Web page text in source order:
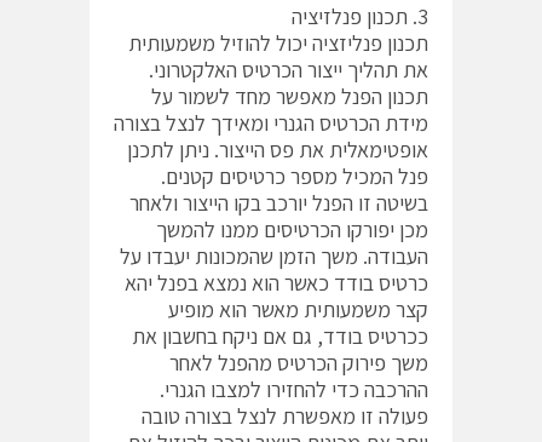
3. תכנון פנלזיציה
תכנון פנליזציה יכול להוזיל משמעותית
את תהליך ייצור הכרטיס האלקטרוני.
תכנון הפנל מאפשר מחד לשמור על
מידת הכרטיס הגנרי ומאידך לנצל בצורה
אופטימאלית את פס הייצור. ניתן לתכנן
פנל המכיל מספר כרטיסים קטנים.
בשיטה זו הפנל יורכב בקו הייצור ולאחר
מכן יפורקו הכרטיסים ממנו להמשך
העבודה. משך הזמן שהמכונות יעבדו על
כרטיס בודד כאשר הוא נמצא בפנל יהא
קצר משמעותית מאשר הוא מופיע
ככרטיס בודד, גם אם ניקח בחשבון את
משך פירוק הכרטיס מהפנל לאחר
ההרכבה כדי להחזירו למצבו הגנרי.
פעולה זו מאפשרת לנצל בצורה טובה